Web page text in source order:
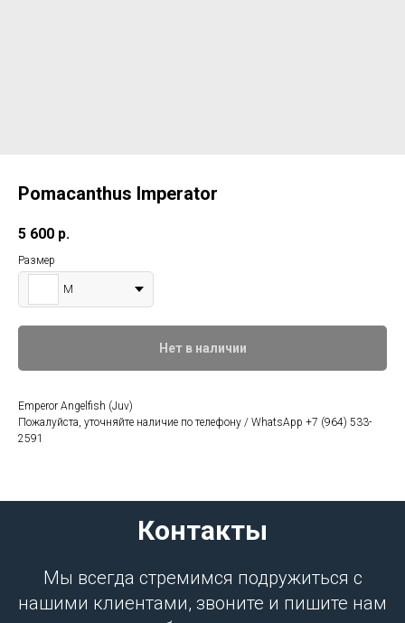
Pomacanthus Imperator
5 600 р.
Размер
M
Нет в наличии
Emperor Angelfish (Juv)
Пожалуйста, уточняйте наличие по телефону / WhatsApp +7 (964) 533-
2591
Контакты
Мы всегда стремимся подружиться с
нашими клиентами, звоните и пишите нам